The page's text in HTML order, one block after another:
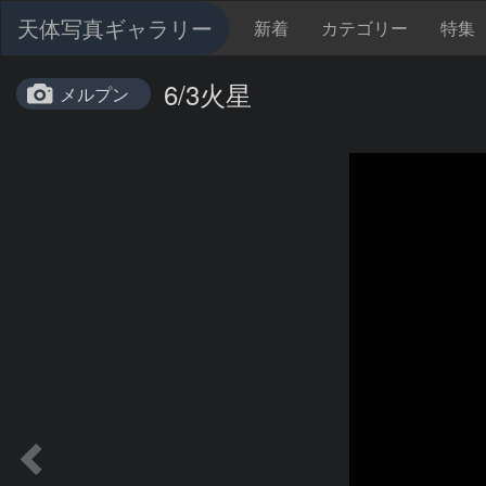
天体写真ギャラリー 新着 カテゴリー 特集
メルプン 6/3火星